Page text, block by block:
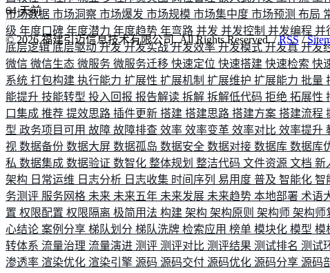
市场数据 市场洞察 市场爆发 市场规模 市场集中度 市场预测 布局
级 年度口碑 年度潜力 年度趋势 年弯路 并发 并发控制 并发编程 并
底层逻辑底层驱动开发开发实战开发效率开发模式开发真开发
微信 微信生态 微服务 微服务迁移 快速定位 快速搭建 快速检索 快
系统 打包构建 执行能力 扩展性 扩展机制 扩展维护 扩展能力 批量
能提升 技能转型 投入回报 报告解读 拆解 拆解低代码 拒绝 拓展性
口集成 推荐 提效思路 插件更新 搭建 搭建思路 搭建方案 搭建流程
型 政务项目可用 故障 故障排查 效率 效率变革 效率对比 效率提升
视 数据备份 数据大屏 数据孤岛 数据安全 数据对接 数据库 数据库
私 数据集成 数据验证 数智化 整体规划 整洁代码 文件资源 文档 新
架构 日常运维 日志分析 日志收集 时间序列 易用度 普及 智能化 智
务测评 服务网格 未来 未来五年 未来发展 未来趋势 本地部署 术语
置 权限配置 权限隔离 极简用法 构建 架构 架构原则 架构师 架构师
心结论 案例分享 梯队划分 梯队洗牌 检索应用 榜单 模块化 模型 模
转体系 流量治理 流量演进 测评 测评对比 测评结果 测试排名 测试
渗透率 渲染优化 渲染引擎 源码 源码交付 源码优化 源码分享 源码
64 天前
©2026福建引迈信息技术有限公司. All Rights Reserved. /RSS/